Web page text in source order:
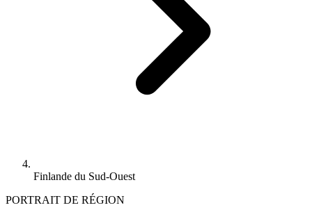
Finlande du Sud-Ouest
PORTRAIT DE RÉGION